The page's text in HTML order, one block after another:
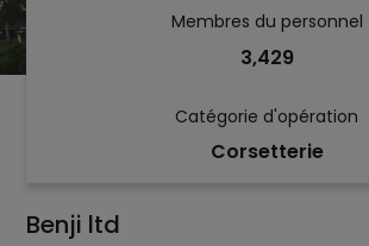
Membres du personnel
3,429
Catégorie d'opération
Corsetterie
Benji ltd